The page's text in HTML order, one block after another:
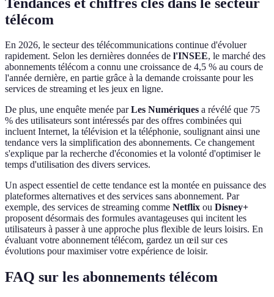
télécom
En 2026, le secteur des télécommunications continue d'évoluer
rapidement. Selon les dernières données de l'INSEE, le marché des
abonnements télécom a connu une croissance de 4,5 % au cours de
l'année dernière, en partie grâce à la demande croissante pour les
services de streaming et les jeux en ligne.
De plus, une enquête menée parLes Numériques a révélé que 75
% des utilisateurs sont intéressés par des offres combinées qui
incluent Internet, la télévision et la téléphonie, soulignant ainsi une
tendance vers la simplification des abonnements. Ce changement
s'explique par la recherche d'économies et la volonté d'optimiser le
temps d'utilisation des divers services.
Un aspect essentiel de cette tendance est la montée en puissance des
plateformes alternatives et des services sans abonnement. Par
exemple, des services de streaming comme Netflix ou Disney+
proposent désormais des formules avantageuses qui incitent les
utilisateurs à passer à une approche plus flexible de leurs loisirs. En
évaluant votre abonnement télécom, gardez un œil sur ces
évolutions pour maximiser votre expérience de loisir.
FAQ sur les abonnements télécom